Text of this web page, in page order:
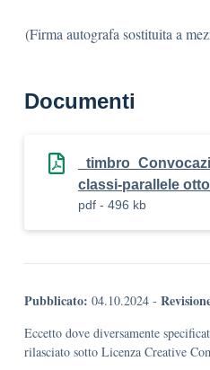
(Firma autografa sostituita a
Documenti
classi-parallele
pdf - 496 kb
Pubblicato: 04.10.2024 -
Eccetto dove diversamente
rilasciato sotto Licenza Creative